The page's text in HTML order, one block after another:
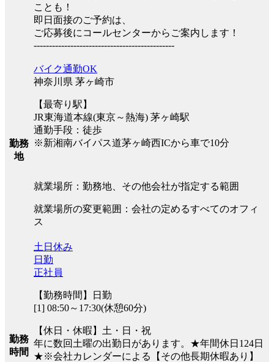
ことも！
即日面接のご予約は、
ご応募後にコールセンターからご案内します！
----------------------------------------------
勤務
地
バイク通勤OK
神奈川県 茅ヶ崎市
【最寄り駅】
JR東海道本線(東京～熱海) 茅ヶ崎駅
通勤手段：徒歩
※新湘南バイパス道茅ヶ崎西ICから車で10分
就業場所：勤務地、その他会社が指定する範囲
就業場所の変更範囲：会社の定めるすべてのオフィ
ス
勤務
時間
土日休み
日勤
正社員
【勤務時間】日勤
[1] 08:50～17:30(休憩60分)
【休日・休暇】土・日・祝
年に数回土曜の出勤日があります。★年間休日124日
★※会社カレンダーによる【その他長期休暇あり】